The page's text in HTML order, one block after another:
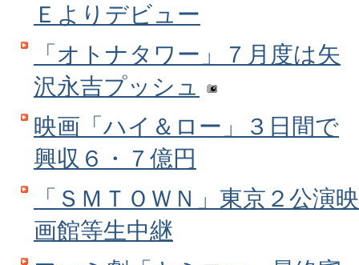
Ｅよりデビュー
「オトナタワー」７月度は矢
沢永吉プッシュ
映画「ハイ＆ロー」３日間で
興収６・７億円
「ＳＭＴＯＷＮ」東京２公演映
画館等生中継